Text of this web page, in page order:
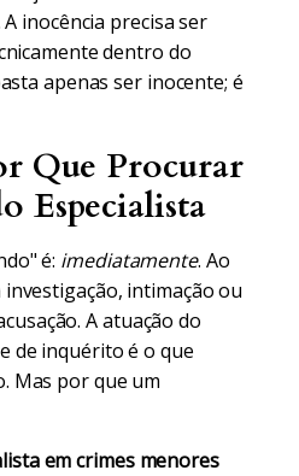
inocência precisa ser
dentro do
apenas ser inocente; é
Que Procurar
Especialista
é: imediatamente. Ao
intimação ou
A atuação do
de inquérito é o que
Mas por que um
em crimes menores